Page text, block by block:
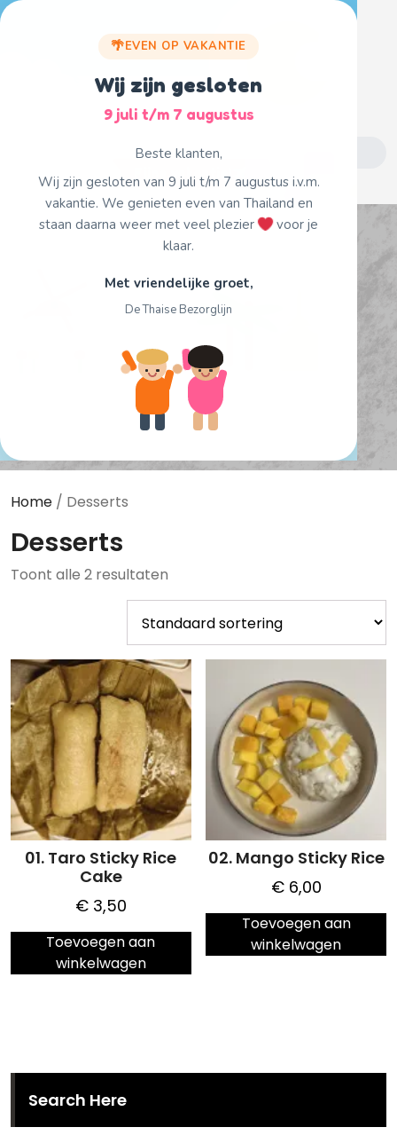
Fijne vakantie!
EVEN OP VAKANTIE
Wij zijn gesloten
9 juli t/m 7 augustus
Beste klanten,
Wij zijn gesloten van 9 juli t/m 7 augustus i.v.m.
vakantie. We genieten even van Thailand en
staan daarna weer met veel plezier
voor je
klaar.
Met vriendelijke groet,
De Thaise Bezorglijn
Skip
for:
Home / /
Home / Desserts
Desserts
Toont alle 2 resultaten
01. Taro Sticky Rice
Cake
€3,50
Toevoegen aan
winkelwagen
02. Mango Sticky Rice
€6,00
Toevoegen aan
winkelwagen
Search Here